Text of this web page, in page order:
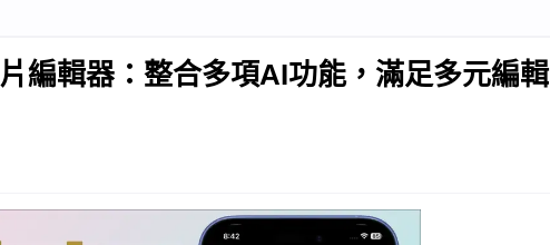
編輯器：整合多項AI功能，滿足多元編輯